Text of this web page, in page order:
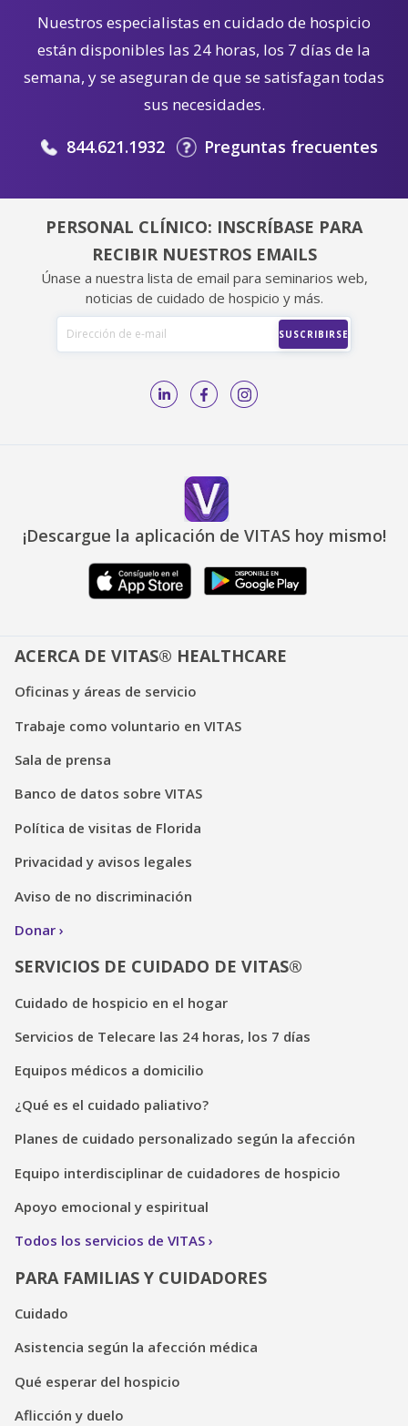
Nuestros especialistas en cuidado de hospicio
están disponibles las 24 horas, los 7 días de la
semana, y se aseguran de que se satisfagan todas
sus necesidades.
844.621.1932 Preguntas frecuentes
PERSONAL CLÍNICO: INSCRÍBASE PARA
RECIBIR NUESTROS EMAILS
Únase a nuestra lista de email para seminarios web,
noticias de cuidado de hospicio y más.
¡Descargue la aplicación de VITAS hoy mismo!
ACERCA DE VITAS® HEALTHCARE
Oficinas y áreas de servicio
Trabaje como voluntario en VITAS
Sala de prensa
Banco de datos sobre VITAS
Política de visitas de Florida
Privacidad y avisos legales
Aviso de no discriminación
Donar
SERVICIOS DE CUIDADO DE VITAS®
Cuidado de hospicio en el hogar
Servicios de Telecare las 24 horas, los 7 días
Equipos médicos a domicilio
¿Qué es el cuidado paliativo?
Planes de cuidado personalizado según la afección
Equipo interdisciplinar de cuidadores de hospicio
Apoyo emocional y espiritual
Todos los servicios de VITAS
PARA FAMILIAS Y CUIDADORES
Cuidado
Asistencia según la afección médica
Qué esperar del hospicio
Aflicción y duelo